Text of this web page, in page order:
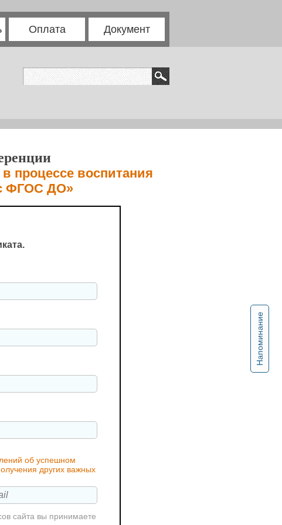
Оплата Документ
Напоминание
процессе воспитания
с ФГОС ДО»
об успешном
других важных
сайта вы принимаете